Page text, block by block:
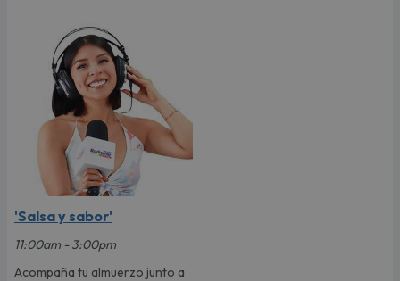
'Salsa y sabor'
11:00am - 3:00pm
Acompaña tu almuerzo junto a